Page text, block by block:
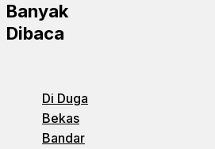
Banyak
Dibaca
Di Duga
Bekas
Bandar